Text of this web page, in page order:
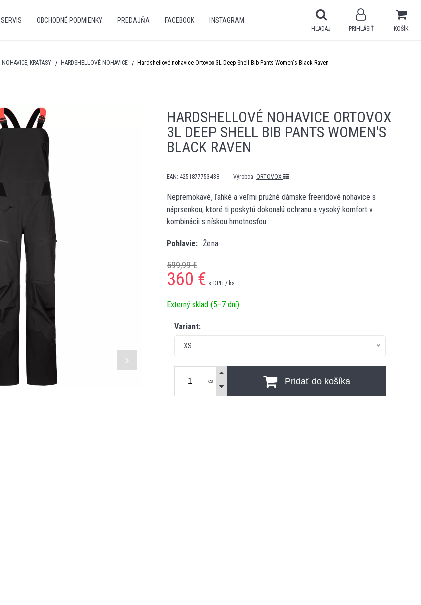
SERVIS OBCHODNÉ PODMIENKY PREDAJŇA FACEBOOK INSTAGRAM
KOŠÍK
PRIHLÁSIŤ
HĽADAJ
NOHAVICE, KRAŤASY HARDSHELLOVÉ NOHAVICE Hardshellové nohavice Ortovox 3L Deep Shell Bib Pants Women's Black Raven
HARDSHELLOVÉ NOHAVICE ORTOVOX
3L DEEP SHELL BIB PANTS WOMEN'S
BLACK RAVEN
EAN: 4251877753438 Výrobca: ORTOVOX
Nepremokavé, ľahké a veľmi pružné dámske freeridové nohavice s
náprsenkou, ktoré ti poskytú dokonalú ochranu a vysoký komfort v
kombinácii s nískou hmotnosťou.
Pohlavie Žena
599,99 €
360 € s DPH / ks
Externý sklad (5–7 dní)
Variant:
XS
ks Pridať do košíka